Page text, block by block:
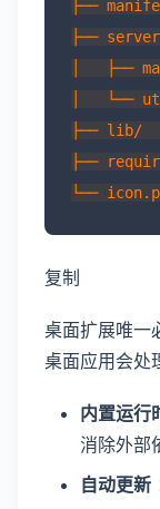
├──
├──
│   ├──
│   └──
├── lib/
├──
复制
桌面扩展唯一
桌面应用会处
内置运行
消除外部
自动更新